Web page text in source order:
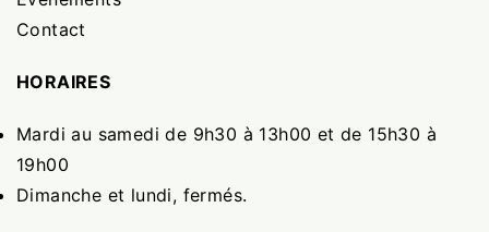
Contact
HORAIRES
Mardi au samedi de 9h30 à 13h00 et de 15h30 à
19h00
Dimanche et lundi, fermés.